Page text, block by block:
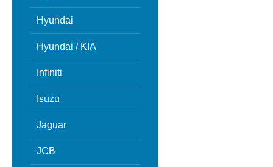
Hyundai
Hyundai / KIA
Infiniti
Isuzu
Jaguar
JCB